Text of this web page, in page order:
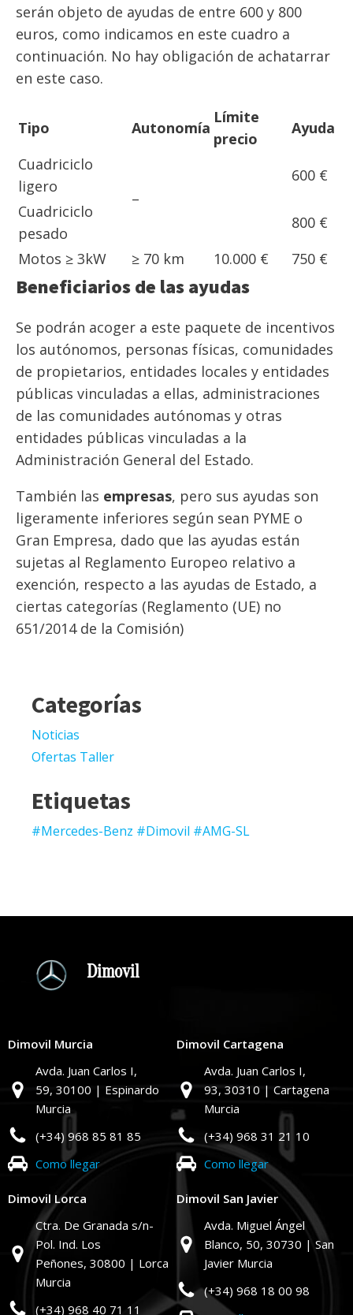
serán objeto de ayudas de entre 600 y 800
euros, como indicamos en este cuadro a
continuación. No hay obligación de achatarrar
en este caso.
Tipo Autonomía
Límite
precio
Ayuda
Cuadriciclo
ligero
–
600 €
Cuadriciclo
pesado
800 €
Motos ≥ 3kW
≥ 70 km 10.000 € 750 €
Beneficiarios de las ayudas
Se podrán acoger a este paquete de incentivos
los autónomos, personas físicas, comunidades
de propietarios, entidades locales y entidades
públicas vinculadas a ellas, administraciones
de las comunidades autónomas y otras
entidades públicas vinculadas a la
Administración General del Estado.
También las empresas, pero sus ayudas son
ligeramente inferiores según sean PYME o
Gran Empresa, dado que las ayudas están
sujetas al Reglamento Europeo relativo a
exención, respecto a las ayudas de Estado, a
ciertas categorías (Reglamento (UE) no
651/2014 de la Comisión)
Categorías
Noticias
Ofertas Taller
Etiquetas
#Mercedes-Benz #Dimovil #AMG-SL
Dimovil
Dimovil Murcia
Avda. Juan Carlos I,
59, 30100 | Espinardo
Murcia
(+34) 968 85 81 85
Como llegar
Dimovil Cartagena
Avda. Juan Carlos I,
93, 30310 | Cartagena
Murcia
(+34) 968 31 21 10
Como llegar
Dimovil Lorca
Ctra. De Granada s/n-
Pol. Ind. Los
Peñones, 30800 | Lorca
Murcia
(+34) 968 40 71 11
Dimovil San Javier
Avda. Miguel Ángel
Blanco, 50, 30730 | San
Javier Murcia
(+34) 968 18 00 98